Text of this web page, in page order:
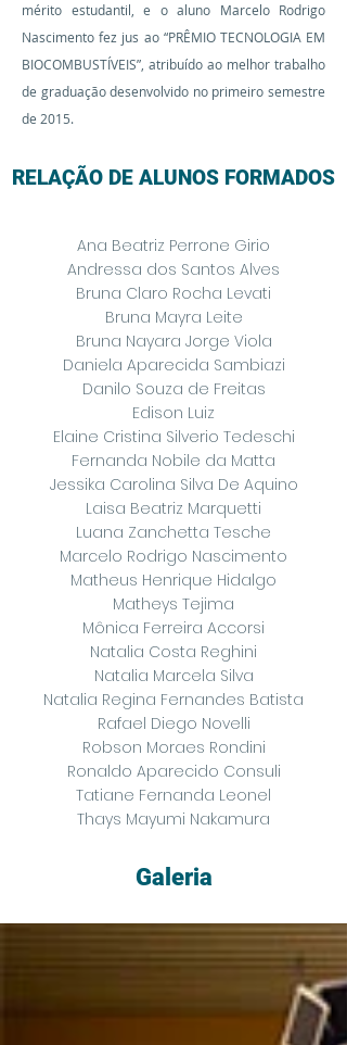
mérito estudantil, e o aluno Marcelo Rodrigo
Nascimento fez jus ao “PRÊMIO TECNOLOGIA EM
BIOCOMBUSTÍVEIS”, atribuído ao melhor trabalho
de graduação desenvolvido no primeiro semestre
de 2015.
RELAÇÃO DE ALUNOS FORMADOS
Ana Beatriz Perrone Girio
Andressa dos Santos Alves
Bruna Claro Rocha Levati
Bruna Mayra Leite
Bruna Nayara Jorge Viola
Daniela Aparecida Sambiazi
Danilo Souza de Freitas
Edison Luiz
Elaine Cristina Silverio Tedeschi
Fernanda Nobile da Matta
Jessika Carolina Silva De Aquino
Laisa Beatriz Marquetti
Luana Zanchetta Tesche
Marcelo Rodrigo Nascimento
Matheus Henrique Hidalgo
Matheys Tejima
Mônica Ferreira Accorsi
Natalia Costa Reghini
Natalia Marcela Silva
Natalia Regina Fernandes Batista
Rafael Diego Novelli
Robson Moraes Rondini
Ronaldo Aparecido Consuli
Tatiane Fernanda Leonel
Thays Mayumi Nakamura
Galeria